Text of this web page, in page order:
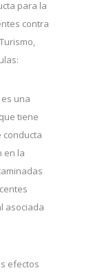
para la
contra
una
tiene
conducta
en la
asociada
efectos